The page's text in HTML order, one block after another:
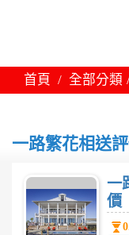
首頁 全部分類
一路繁花相送
一
價